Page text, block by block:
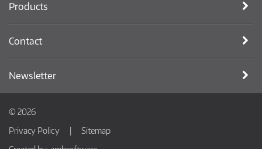
Products
Contact
Newsletter
© 2026
Privacy Policy
Sitemap